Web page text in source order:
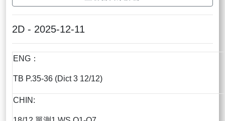
2D - 2025-12-11
ENG：
TB P.35-36 (Dict 3 12/12)
CHIN: